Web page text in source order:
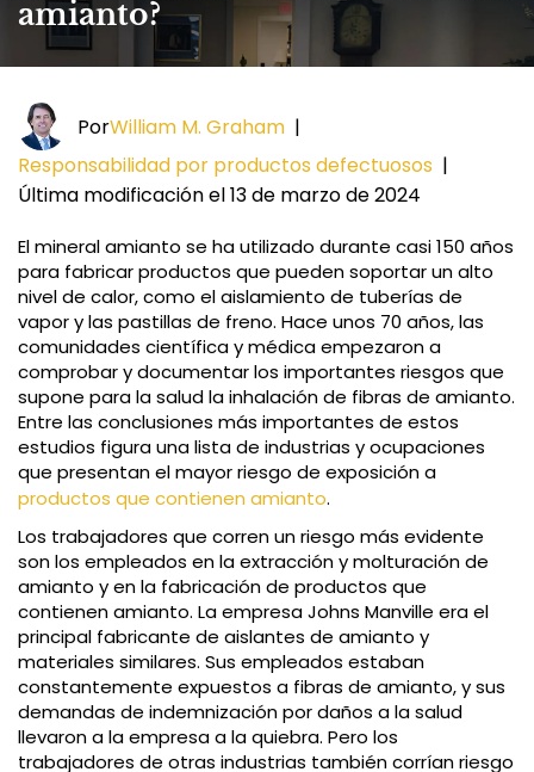
amianto?
PorWilliam M. Graham |
Responsabilidad por productos defectuosos |
Última modificación el 13 de marzo de 2024
El mineral amianto se ha utilizado durante casi 150 años
para fabricar productos que pueden soportar un alto
nivel de calor, como el aislamiento de tuberías de
vapor y las pastillas de freno. Hace unos 70 años, las
comunidades científica y médica empezaron a
comprobar y documentar los importantes riesgos que
supone para la salud la inhalación de fibras de amianto.
Entre las conclusiones más importantes de estos
estudios figura una lista de industrias y ocupaciones
que presentan el mayor riesgo de exposición a
productos que contienen amianto.
Los trabajadores que corren un riesgo más evidente
son los empleados en la extracción y molturación de
amianto y en la fabricación de productos que
contienen amianto. La empresa Johns Manville era el
principal fabricante de aislantes de amianto y
materiales similares. Sus empleados estaban
constantemente expuestos a fibras de amianto, y sus
demandas de indemnización por daños a la salud
llevaron a la empresa a la quiebra. Pero los
trabajadores de otras industrias también corrían riesgo